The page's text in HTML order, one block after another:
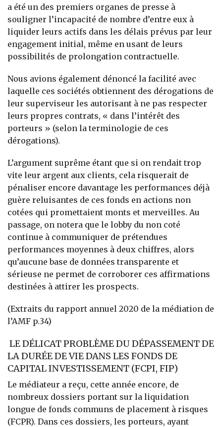
a été un des premiers organes de presse à
souligner l’incapacité de nombre d’entre eux à
liquider leurs actifs dans les délais prévus par leur
engagement initial, même en usant de leurs
possibilités de prolongation contractuelle.
Nous avions également dénoncé la facilité avec
laquelle ces sociétés obtiennent des dérogations de
leur superviseur les autorisant à ne pas respecter
leurs propres contrats, « dans l’intérêt des
porteurs » (selon la terminologie de ces
dérogations).
L’argument suprême étant que si on rendait trop
vite leur argent aux clients, cela risquerait de
pénaliser encore davantage les performances déjà
guère reluisantes de ces fonds en actions non
cotées qui promettaient monts et merveilles. Au
passage, on notera que le lobby du non coté
continue à communiquer de prétendues
performances moyennes à deux chiffres, alors
qu’aucune base de données transparente et
sérieuse ne permet de corroborer ces affirmations
destinées à attirer les prospects.
(Extraits du rapport annuel 2020 de la médiation de
l’AMF p.34)
LE DÉLICAT PROBLÈME DU DÉPASSEMENT DE
LA DURÉE DE VIE DANS LES FONDS DE
CAPITAL INVESTISSEMENT (FCPI, FIP)
Le médiateur a reçu, cette année encore, de
nombreux dossiers portant sur la liquidation
longue de fonds communs de placement à risques
(FCPR). Dans ces dossiers, les porteurs, ayant